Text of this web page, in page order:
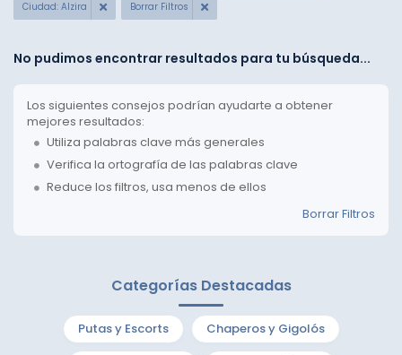
Ciudad: Alzira Borrar Filtros
No pudimos encontrar resultados para tu búsqueda...
Los siguientes consejos podrían ayudarte a obtener
mejores resultados:
Utiliza palabras clave más generales
Verifica la ortografía de las palabras clave
Reduce los filtros, usa menos de ellos
Borrar Filtros
Categorías Destacadas
Putas y Escorts Chaperos y Gigolós